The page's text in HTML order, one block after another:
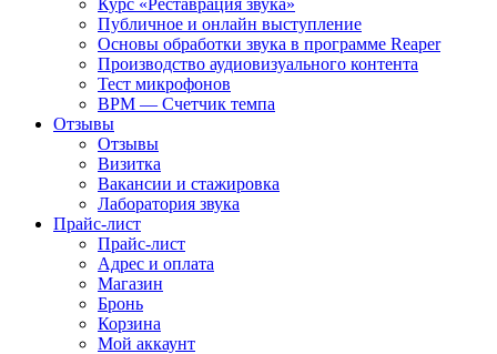
Публичное и онлайн выступление
Основы обработки звука в программе Reaper
Производство аудиовизуального контента
Тест микрофонов
BPM — Счетчик темпа
Отзывы
Отзывы
Визитка
Вакансии и стажировка
Лаборатория звука
Прайс-лист
Прайс-лист
Адрес и оплата
Магазин
Бронь
Корзина
Мой аккаунт